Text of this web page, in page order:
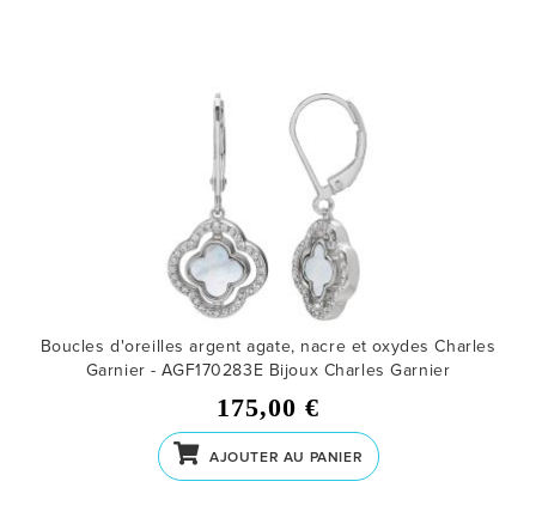
Boucles d'oreilles argent agate, nacre et oxydes Charles
Garnier - AGF170283E Bijoux Charles Garnier
175,00 €
AJOUTER AU PANIER